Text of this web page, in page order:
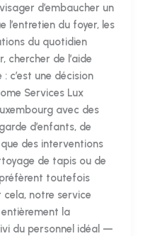
d’embaucher un
l’entretien du foyer, les
du quotidien
chercher de l’aide
c’est une décision
Services Lux
avec des
d’enfants, de
des interventions
de tapis ou de
toutefois
cela, notre service
la
du personnel idéal —